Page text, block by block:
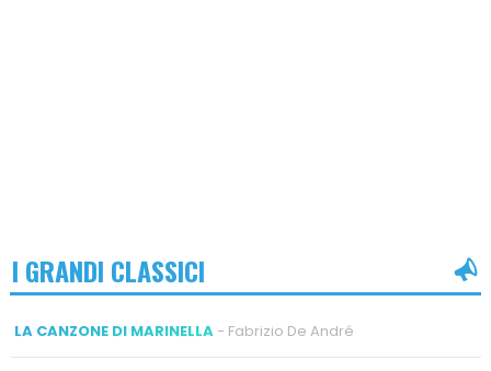
I GRANDI CLASSICI
LA CANZONE DI MARINELLA- Fabrizio De André